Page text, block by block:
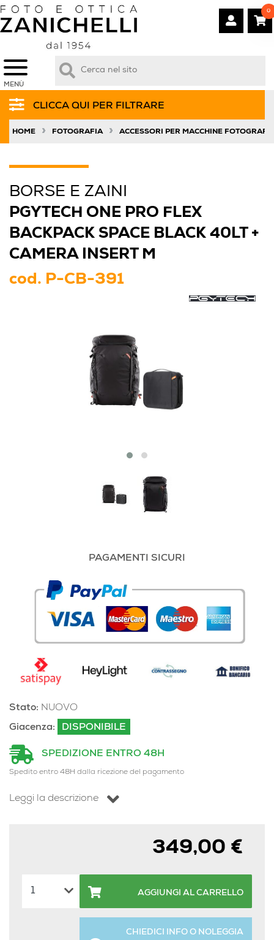
MENÙ
0
CLICCA QUI PER FILTRARE
HOME » FOTOGRAFIA » ACCESSORI PER MACCHINE
BORSE E ZAINI
PGYTECH ONE PRO FLEX
BACKPACK SPACE BLACK 40LT +
CAMERA INSERT M
cod. P-CB-391
PAGAMENTI SICURI
Stato: NUOVO
Giacenza:
DISPONIBILE
SPEDIZIONE ENTRO 48H
Spedito entro 48H dalla ricezione del pagamento
Leggi la descrizione
349,00 €
AGGIUNGI AL CARRELLO
CHIEDICI INFO O NOLEGGIA